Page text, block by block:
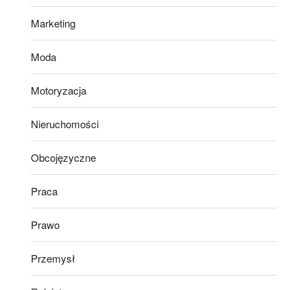
Marketing
Moda
Motoryzacja
Nieruchomości
Obcojęzyczne
Praca
Prawo
Przemysł